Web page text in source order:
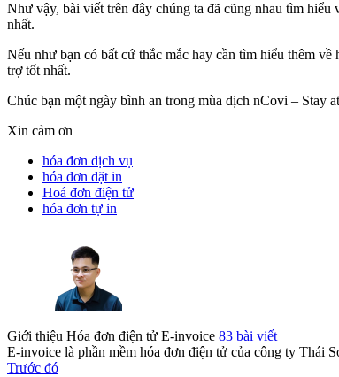
Như vậy, bài viết trên đây chúng ta đã cũng nhau tìm hiểu
nhất.
Nếu như bạn có bất cứ thắc mắc hay cần tìm hiểu thêm
trợ tốt nhất.
Chúc bạn một ngày bình an trong mùa dịch nCovi – Stay
Xin cảm ơn
hóa đơn dịch vụ
hóa đơn đặt in
Hoá đơn điện tử
hóa đơn tự in
Giới thiệu Hóa đơn điện tử E-invoice 83 bài viết
E-invoice là phần mềm hóa đơn điện tử của công ty Thái
Trước đó